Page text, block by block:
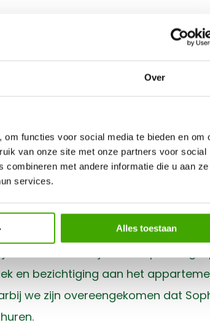
Over
functies voor social media te bieden en om
van onze site met onze partners voor social
met andere informatie die u aan
services.
Alles toestaan
step
enkele jaren in een leuk 4-kamer
heeft geen kinderen. Haar
een flinke overwaarde op haar
oude dag te kunnen genieten.
wens. Ze zit helemaal op haar plek
wonen. We zijn met Sophie in
en bezichtiging aan het
we zijn overeengekomen dat